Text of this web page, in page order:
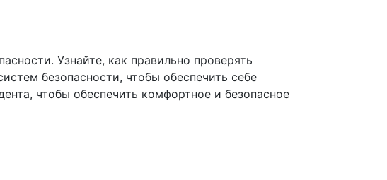
Узнайте, как правильно проверять
безопасности, чтобы обеспечить себе
чтобы обеспечить комфортное и безопасное